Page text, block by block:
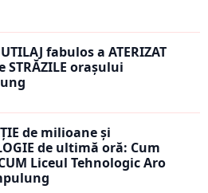
fabulos a ATERIZAT
STRĂZILE orașului
de milioane și
de ultimă oră: Cum
Liceul Tehnologic Aro